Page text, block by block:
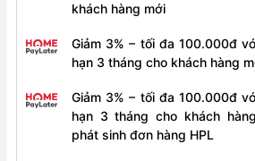
khách hàng mới
Giảm 3% – tối đa 100.000đ
hạn 3 tháng cho khách hàng
Giảm 3% – tối đa 100.000đ
hạn 3 tháng cho khách
phát sinh đơn hàng HPL